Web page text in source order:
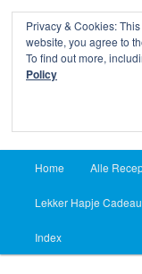
Lekker
Skip
to
primary
Skip
to
secondary
Home Alle
Lekker Hapje
Index
Privacy & Cookies:
website, you agree to
To find out more,
Policy